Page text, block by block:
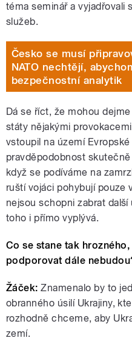
téma seminář a vyjadřovali
služeb.
Česko se musí
NATO nechtějí,
bezpečnostní analytik
Dá se říct, že mohou
státy nějakými
vstoupil na území
pravděpodobnost
když se podíváme na
ruští vojáci pohybují pouze
nejsou schopni zabrat
toho i přímo vyplývá.
Co se stane tak
podporovat dále
Žáček: Znamenalo by to
obranného úsilí Ukrajiny,
rozhodně chceme, aby
zemí.